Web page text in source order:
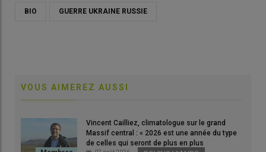
© Cheick Saidou / agriculture.gouv.fr
BIO GUERRE UKRAINE RUSSIE
VOUS AIMEREZ AUSSI
Vincent Cailliez, climatologue sur le grand
Massif central : « 2026 est une année du type
de celles qui seront de plus en plus